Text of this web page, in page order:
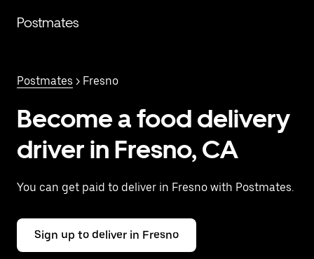
contenido
Postmates
Postmates > Fresno
Become a food delivery
driver in Fresno, CA
You can get paid to deliver in Fresno with Postmates.
Sign up to deliver in Fresno